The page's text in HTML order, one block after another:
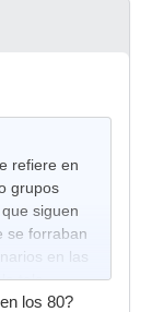
refiere en
grupos
siguen
se forraban
en las
tele
los 80?